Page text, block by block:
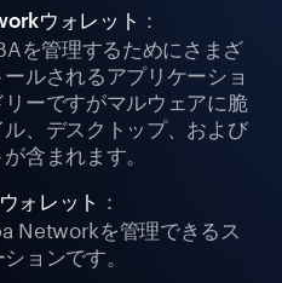
ウォレット ：
を管理するためにさまざ
ルされるアプリケーショ
ーですがマルウェアに脆
、デスクトップ、および
含まれます。
ォレット ：
Networkを管理できるス
ョンです。